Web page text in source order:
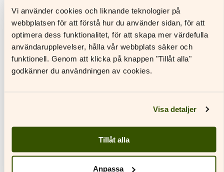
Vi använder cookies och liknande teknologier på
webbplatsen för att förstå hur du använder sidan, för att
optimera dess funktionalitet, för att skapa mer värdefulla
användarupplevelser, hålla vår webbplats säker och
funktionell. Genom att klicka på knappen "Tillåt alla"
godkänner du användningen av cookies.
Visa detaljer
Tillåt alla
Anpassa
Våra pressbilder får endast användas i samband med
recensioner av Schildts & Söderströms böcker.
Fotografens namn och Schildts & Söderströms skall
nämnas i samband med bilden.
Anna-Stina Lindholm